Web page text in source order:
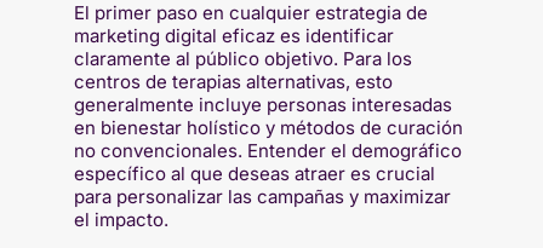
El primer paso en cualquier estrategia de
marketing digital eficaz es identificar
claramente al público objetivo. Para los
centros de terapias alternativas, esto
generalmente incluye personas interesadas
en bienestar holístico y métodos de curación
no convencionales. Entender el demográfico
específico al que deseas atraer es crucial
para personalizar las campañas y maximizar
el impacto.